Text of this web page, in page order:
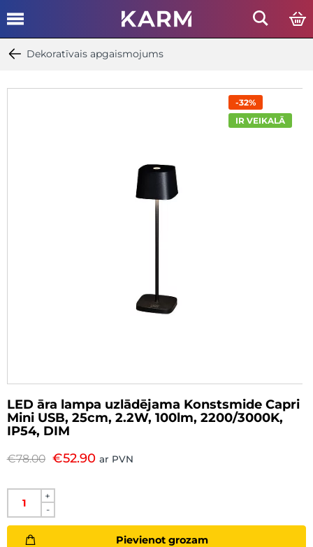
Dekoratīvais apgaismojums
-32%
IR VEIKALĀ
LED āra lampa uzlādējama Konstsmide Capri
Mini USB, 25cm, 2.2W, 100lm, 2200/3000K,
IP54, DIM
€78.00 €52.90 ar PVN
+
-
Pievienot grozam